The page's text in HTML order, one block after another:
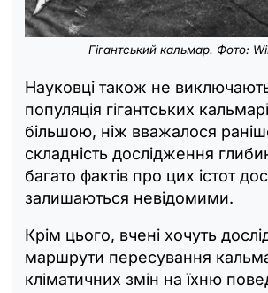
Гігантський кальмар. Фото:
Науковці також не
популяція гігантських
більшою, ніж вважалося
складність дослідження
багато фактів про цих істот
залишаються невідомими.
Крім цього, вчені хочуть
маршрути пересування
кліматичних змін на їхню